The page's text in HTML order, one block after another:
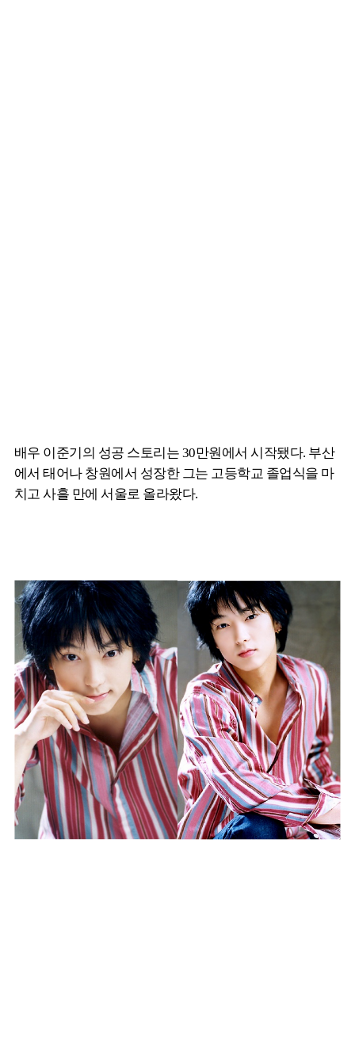
배우 이준기의 성공 스토리는 30만원에서 시작됐다. 부산
에서 태어나 창원에서 성장한 그는 고등학교 졸업식을 마
치고 사흘 만에 서울로 올라왔다.